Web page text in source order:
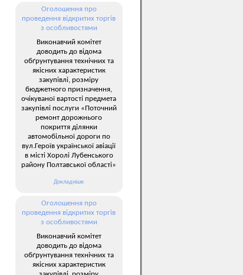
Оголошення про
проведення відкритих торгів
з особливостями
Виконавчий комітет
доводить до відома
обґрунтування технічних та
якісних характеристик
закупівлі, розміру
бюджетного призначення,
очікуваної вартості предмета
закупівлі послуги «Поточний
ремонт дорожнього
покриття ділянки
автомобільної дороги по
вул.Героїв української авіації
в місті Хоролі Лубенського
району Полтавської області»
Докладніше
Оголошення про
проведення відкритих торгів
з особливостями
Виконавчий комітет
доводить до відома
обґрунтування технічних та
якісних характеристик